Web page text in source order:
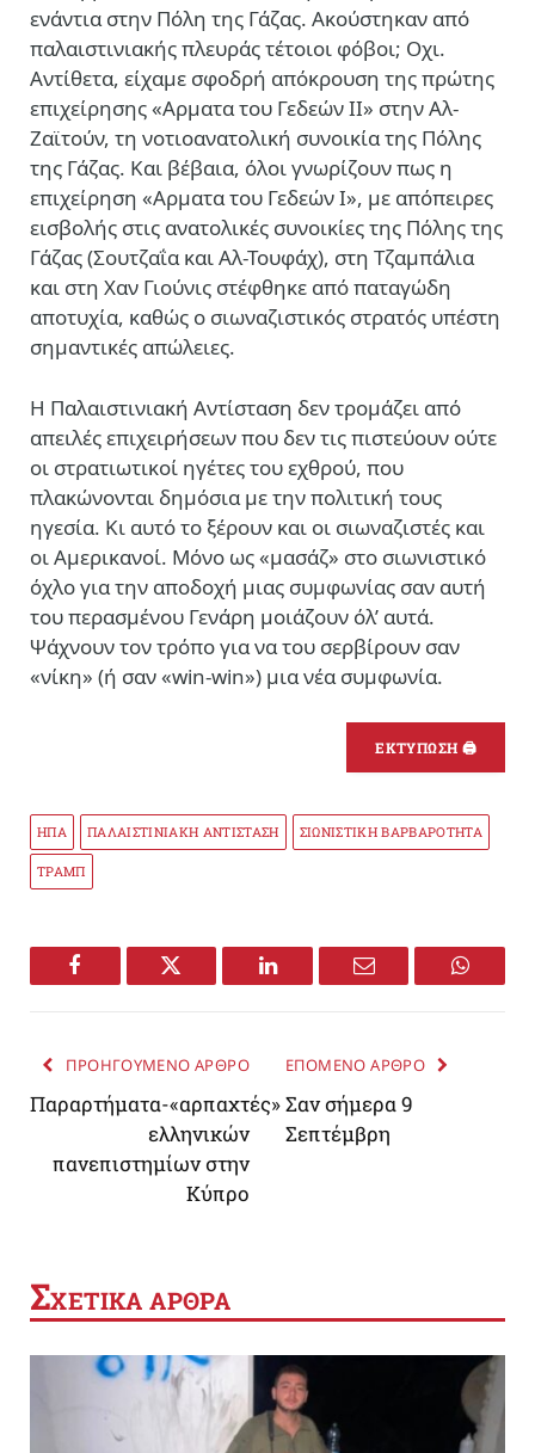
ενάντια στην Πόλη της Γάζας. Ακούστηκαν από
παλαιστινιακής πλευράς τέτοιοι φόβοι; Οχι.
Αντίθετα, είχαμε σφοδρή απόκρουση της πρώτης
επιχείρησης «Αρματα του Γεδεών ΙΙ» στην Αλ-
Ζαϊτούν, τη νοτιοανατολική συνοικία της Πόλης
της Γάζας. Και βέβαια, όλοι γνωρίζουν πως η
επιχείρηση «Αρματα του Γεδεών Ι», με απόπειρες
εισβολής στις ανατολικές συνοικίες της Πόλης της
Γάζας (Σουτζαΐα και Αλ-Τουφάχ), στη Τζαμπάλια
και στη Χαν Γιούνις στέφθηκε από παταγώδη
αποτυχία, καθώς ο σιωναζιστικός στρατός υπέστη
σημαντικές απώλειες.
Η Παλαιστινιακή Αντίσταση δεν τρομάζει από
απειλές επιχειρήσεων που δεν τις πιστεύουν ούτε
οι στρατιωτικοί ηγέτες του εχθρού, που
πλακώνονται δημόσια με την πολιτική τους
ηγεσία. Κι αυτό το ξέρουν και οι σιωναζιστές και
οι Αμερικανοί. Μόνο ως «μασάζ» στο σιωνιστικό
όχλο για την αποδοχή μιας συμφωνίας σαν αυτή
του περασμένου Γενάρη μοιάζουν όλ’ αυτά.
Ψάχνουν τον τρόπο για να του σερβίρουν σαν
«νίκη» (ή σαν «win-win») μια νέα συμφωνία.
ΕΚΤΥΠΩΣΗ 🖨
ΗΠΑ ΠΑΛΑΙΣΤΙΝΙΑΚΗ ΑΝΤΙΣΤΑΣΗ ΣΙΩΝΙΣΤΙΚΗ ΒΑΡΒΑΡΟΤΗΤΑ
ΤΡΑΜΠ
Facebook Twitter LinkedIn Email
ΠΡΟΗΓΟΥΜΕΝΟ ΑΡΘΡΟ
Παραρτήματα-«αρπαχτές»
ελληνικών
πανεπιστημίων στην
Κύπρο
ΕΠΟΜΕΝΟ ΑΡΘΡΟ
Σαν σήμερα 9
Σεπτέμβρη
ΣΧΕΤΙΚΑ ΑΡΘΡΑ